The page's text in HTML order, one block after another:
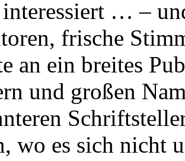
… –
frische
an ein breites
und großen
wo es sich nicht